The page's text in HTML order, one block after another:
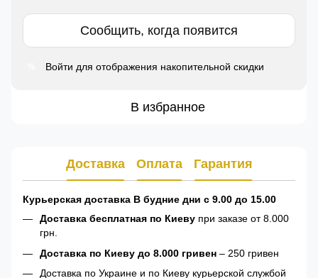
Сообщить, когда появится
Войти для отображения накопительной скидки
В избранное
Доставка Оплата Гарантия
Курьерская доставка В будние дни с 9.00 до 15.00
Доставка бесплатная по Киеву при заказе от 8.000
грн.
Доставка по Киеву до 8.000 гривен – 250 гривен
Доставка по Украине и по Киеву курьерской службой